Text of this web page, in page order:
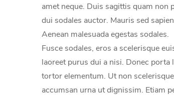
amet neque. Duis sagittis quam non
dui sodales auctor. Mauris sed
Aenean malesuada egestas sodales.
Fusce sodales, eros a scelerisque
laoreet purus dui a nisi. Donec
tortor elementum. Ut non
accumsan urna ut dignissim. Etiam